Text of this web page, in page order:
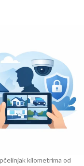
kilometrima od